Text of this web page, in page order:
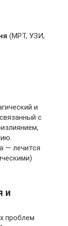
(МРТ, УЗИ,
и
с
— лечится
и
проблем